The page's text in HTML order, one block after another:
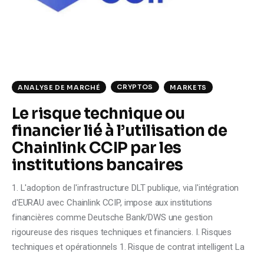
Climate
Shop
ANALYSE DE MARCHÉ CRYPTOS MARKETS
Le risque technique ou
financier lié à l’utilisation de
Chainlink CCIP par les
institutions bancaires
1. L'adoption de l'infrastructure DLT publique, via l'intégration
d'EURAU avec Chainlink CCIP, impose aux institutions
financières comme Deutsche Bank/DWS une gestion
rigoureuse des risques techniques et financiers. I. Risques
techniques et opérationnels 1. Risque de contrat intelligent La